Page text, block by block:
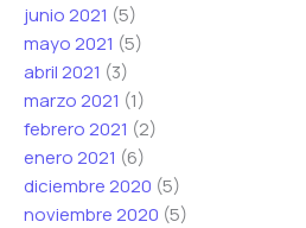
junio 2021 (5)
mayo 2021 (5)
abril 2021 (3)
marzo 2021 (1)
febrero 2021 (2)
enero 2021 (6)
diciembre 2020 (5)
noviembre 2020 (5)